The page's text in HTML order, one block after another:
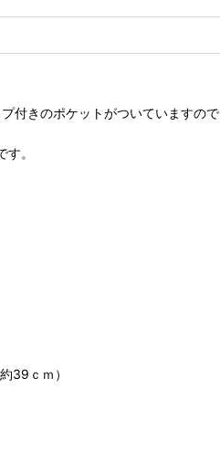
付きのポケットがついていますので
。
ｃｍ）